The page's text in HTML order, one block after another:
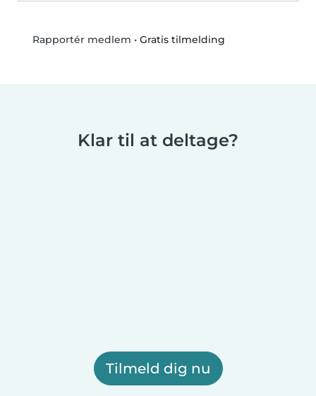
Rapportér medlem • Gratis tilmelding
Klar til at deltage?
Tilmeld dig nu